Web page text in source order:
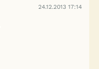
24.12.2013 17:14